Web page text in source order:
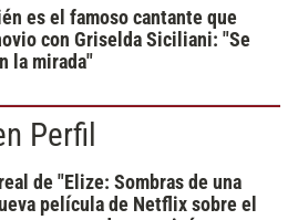
es el famoso cantante que
con Griselda Siciliani: "Se
la mirada"
Perfil
de "Elize: Sombras de una
película de Netflix sobre el